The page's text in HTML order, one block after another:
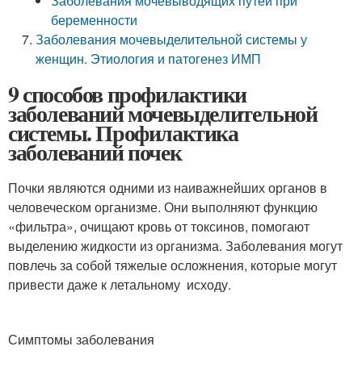
беременности
Заболевания мочевыделительной системы у
женщин. Этиология и патогенез ИМП
9 способов профилактики
заболеваний мочевыделительной
системы. Профилактика
заболеваний почек
Почки являются одними из наиважнейших органов в
человеческом организме. Они выполняют функцию
«фильтра», очищают кровь от токсинов, помогают
выделению жидкости из организма. Заболевания могут
повлечь за собой тяжелые осложнения, которые могут
привести даже к летальному исходу.
Симптомы заболевания